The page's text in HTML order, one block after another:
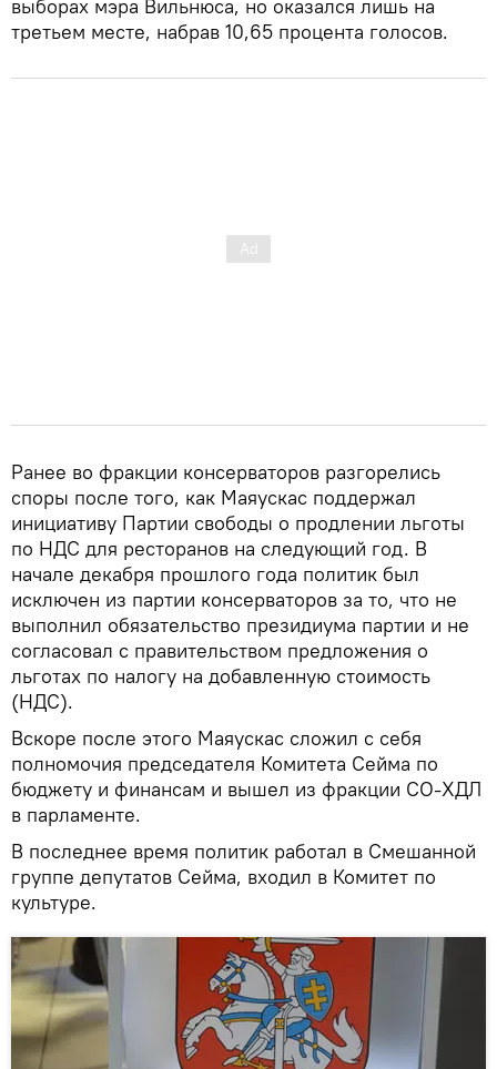
выборах мэра Вильнюса, но оказался лишь на
третьем месте, набрав 10,65 процента голосов.
Ранее во фракции консерваторов разгорелись
споры после того, как Маяускас поддержал
инициативу Партии свободы о продлении льготы
по НДС для ресторанов на следующий год. В
начале декабря прошлого года политик был
исключен из партии консерваторов за то, что не
выполнил обязательство президиума партии и не
согласовал с правительством предложения о
льготах по налогу на добавленную стоимость
(НДС).
Вскоре после этого Маяускас сложил с себя
полномочия председателя Комитета Сейма по
бюджету и финансам и вышел из фракции СО-ХДЛ
в парламенте.
В последнее время политик работал в Смешанной
группе депутатов Сейма, входил в Комитет по
культуре.